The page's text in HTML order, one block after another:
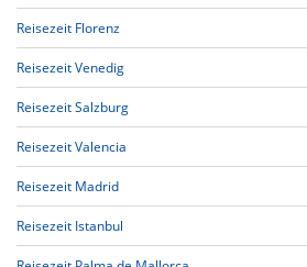
Reisezeit Florenz
Reisezeit Venedig
Reisezeit Salzburg
Reisezeit Valencia
Reisezeit Madrid
Reisezeit Istanbul